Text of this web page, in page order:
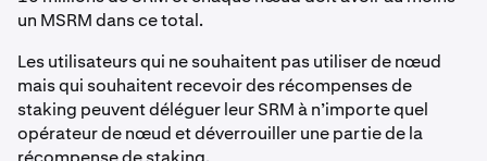
un MSRM dans ce total.
Les utilisateurs qui ne souhaitent pas utiliser de nœud
mais qui souhaitent recevoir des récompenses de
staking peuvent déléguer leur SRM à n’importe quel
opérateur de nœud et déverrouiller une partie de la